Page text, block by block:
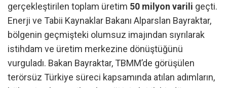
gerçekleştirilen toplam üretim 50 milyon varili geçti.
Enerji ve Tabii Kaynaklar Bakanı Alparslan Bayraktar,
bölgenin geçmişteki olumsuz imajından sıyrılarak
istihdam ve üretim merkezine dönüştüğünü
vurguladı. Bakan Bayraktar, TBMM’de görüşülen
terörsüz Türkiye süreci kapsamında atılan adımların,